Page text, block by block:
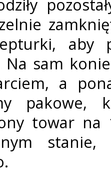
aby
sam
a
pakowe,
towar